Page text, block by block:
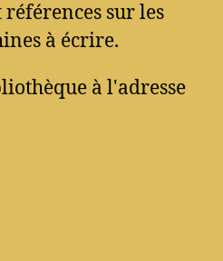
sur les
à écrire.
à l'adresse